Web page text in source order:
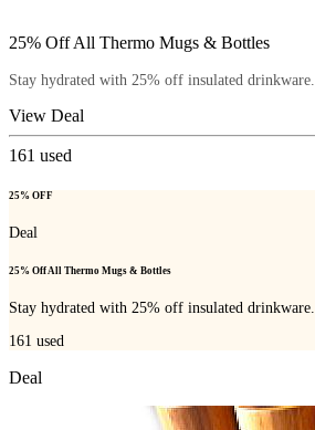
25% Off All Thermo Mugs & Bottles
Stay hydrated with 25% off insulated drinkware.
View Deal
161 used
25% OFF
Deal
25% Off All Thermo Mugs & Bottles
Stay hydrated with 25% off insulated drinkware.
161 used
Deal